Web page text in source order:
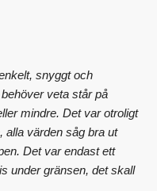
snyggt och
veta står på
mindre. Det var otroligt
alla värden såg bra ut
Det var endast ett
under gränsen, det skall